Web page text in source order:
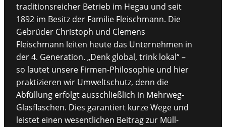
traditionsreicher Betrieb im Hegau und seit
1892 im Besitz der Familie Fleischmann. Die
Gebrüder Christoph und Clemens
Fleischmann leiten heute das Unternehmen in
der 4. Generation. „Denk global, trink lokal“ –
so lautet unsere Firmen-Philosophie und hier
praktizieren wir Umweltschutz, denn die
Abfüllung erfolgt ausschließlich in Mehrweg-
Glasflaschen. Dies garantiert kurze Wege und
leistet einen wesentlichen Beitrag zur Müll-